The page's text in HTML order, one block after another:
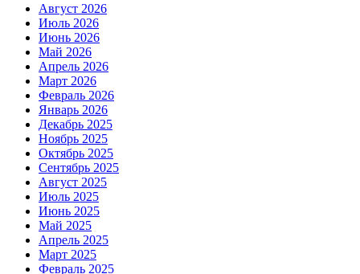
Август 2026
Июль 2026
Июнь 2026
Май 2026
Апрель 2026
Март 2026
Февраль 2026
Январь 2026
Декабрь 2025
Ноябрь 2025
Октябрь 2025
Сентябрь 2025
Август 2025
Июль 2025
Июнь 2025
Май 2025
Апрель 2025
Март 2025
Февраль 2025